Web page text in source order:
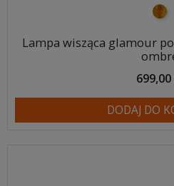
złoty
Lampa wisząca glamour
699,00
DODAJ DO